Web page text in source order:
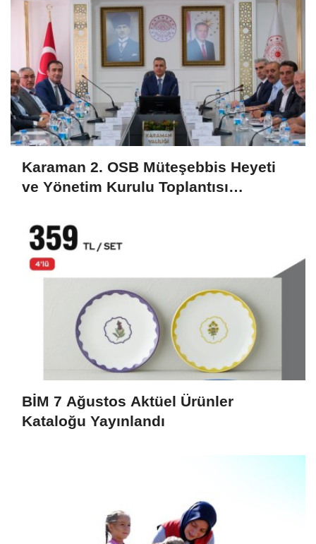
Karaman 2. OSB Müteşebbis Heyeti
ve Yönetim Kurulu Toplantısı
BİM 7 Ağustos Aktüel Ürünler
Kataloğu Yayınlandı